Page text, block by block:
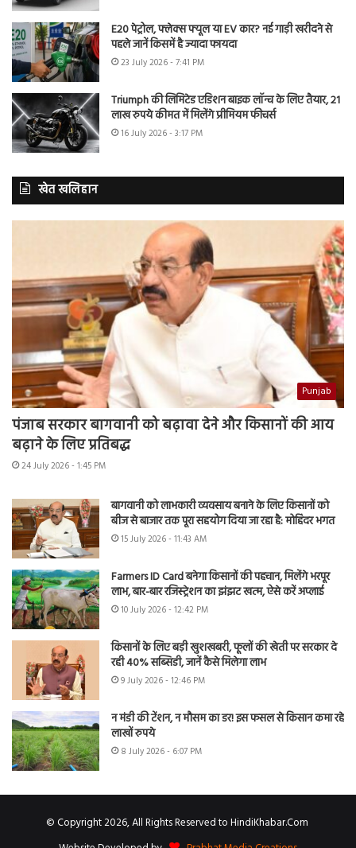
E20 पेट्रोल, फ्लेक्स फ्यूल या EV कार? नई गाड़ी खरीदने से
पहले जानें किसमें है ज्यादा फायदा
23 July 2026 - 7:41 PM
Triumph की लिमिटेड एडिशन बाइक लॉन्च के लिए तैयार, 21
लाख रुपये कीमत में मिलेंगे प्रीमियम फीचर्स
16 July 2026 - 3:17 PM
खेत खलिहान
Punjab
पंजाब सरकार बागवानी को बढ़ावा देने और किसानों की आय
बढ़ाने के लिए प्रतिबद्ध
24 July 2026 - 1:45 PM
बागवानी को लाभकारी व्यवसाय बनाने के लिए किसानों को
बीज से बाजार तक पूरा सहयोग दिया जा रहा है: मोहिंदर भगत
15 July 2026 - 11:43 AM
Farmers ID Card बनेगा किसानों की पहचान, मिलेंगे भरपूर
लाभ, बार-बार रजिस्ट्रेशन का झंझट खत्म, ऐसे करें अप्लाई
10 July 2026 - 12:42 PM
किसानों के लिए बड़ी खुशखबरी, फूलों की खेती पर सरकार दे
रही 40% सब्सिडी, जानें कैसे मिलेगा लाभ
9 July 2026 - 12:46 PM
न मंडी की टेंशन, न मौसम का डर! इस फसल से किसान कमा रहे
लाखों रुपये
8 July 2026 - 6:07 PM
© Copyright 2026, All Rights Reserved to HindiKhabar.Com